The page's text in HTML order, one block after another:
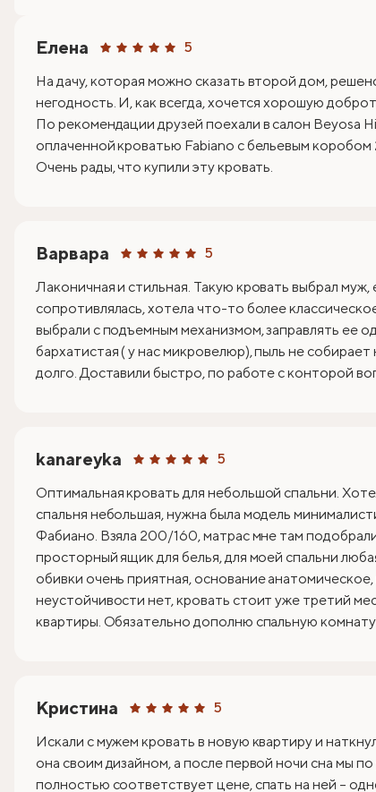
Елена 5
На дачу, которая можно сказать второй дом,
негодность. И, как всегда, хочется хорошую
По рекомендации друзей поехали в салон Beyosa
оплаченной кроватью Fabiano с бельевым
Очень рады, что купили эту кровать.
Варвара 5
Лаконичная и стильная. Такую кровать выбрал
сопротивлялась, хотела что-то более
выбрали с подъемным механизмом, заправлять ее
бархатистая ( у нас микровелюр), пыль не
долго. Доставили быстро, по работе с конторой
kanareyka 5
Оптимальная кровать для небольшой спальни.
спальня небольшая, нужна была модель
Фабиано. Взяла 200/160, матрас мне там
просторный ящик для белья, для моей спальни
обивки очень приятная, основание
неустойчивости нет, кровать стоит уже третий
квартиры. Обязательно дополню спальную
Кристина 5
Искали с мужем кровать в новую квартиру и
она своим дизайном, а после первой ночи сна мы
полностью соответствует цене, спать на ней –